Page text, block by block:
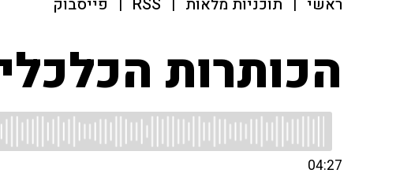
ראשי | תוכניות מלאות |
RSS
| פייסבוק
הכותרות
04:27